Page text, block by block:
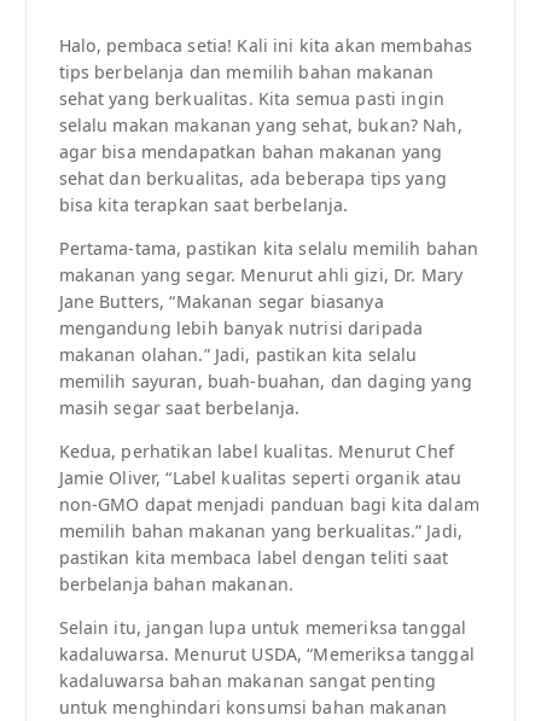
Halo, pembaca setia! Kali ini kita akan membahas
tips berbelanja dan memilih bahan makanan
sehat yang berkualitas. Kita semua pasti ingin
selalu makan makanan yang sehat, bukan? Nah,
agar bisa mendapatkan bahan makanan yang
sehat dan berkualitas, ada beberapa tips yang
bisa kita terapkan saat berbelanja.
Pertama-tama, pastikan kita selalu memilih bahan
makanan yang segar. Menurut ahli gizi, Dr. Mary
Jane Butters, “Makanan segar biasanya
mengandung lebih banyak nutrisi daripada
makanan olahan.” Jadi, pastikan kita selalu
memilih sayuran, buah-buahan, dan daging yang
masih segar saat berbelanja.
Kedua, perhatikan label kualitas. Menurut Chef
Jamie Oliver, “Label kualitas seperti organik atau
non-GMO dapat menjadi panduan bagi kita dalam
memilih bahan makanan yang berkualitas.” Jadi,
pastikan kita membaca label dengan teliti saat
berbelanja bahan makanan.
Selain itu, jangan lupa untuk memeriksa tanggal
kadaluwarsa. Menurut USDA, “Memeriksa tanggal
kadaluwarsa bahan makanan sangat penting
untuk menghindari konsumsi bahan makanan